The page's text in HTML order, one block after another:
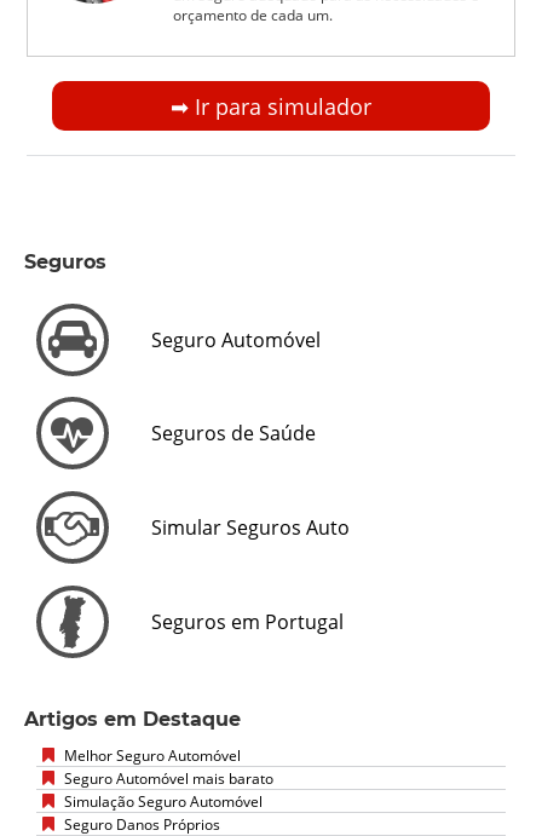
orçamento de cada um.
➡︎ Ir para simulador
Seguros
Seguro Automóvel
Seguros de Saúde
Simular Seguros Auto
Seguros em Portugal
Artigos em Destaque
Melhor Seguro Automóvel
Seguro Automóvel mais barato
Simulação Seguro Automóvel
Seguro Danos Próprios